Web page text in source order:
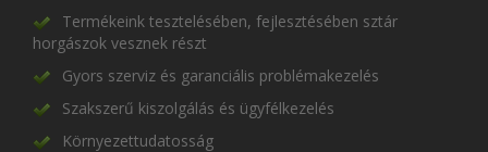
Termékeink tesztelésében, fejlesztésében sztár
horgászok vesznek részt
Gyors szerviz és garanciális problémakezelés
Szakszerű kiszolgálás és ügyfélkezelés
Környezettudatosság